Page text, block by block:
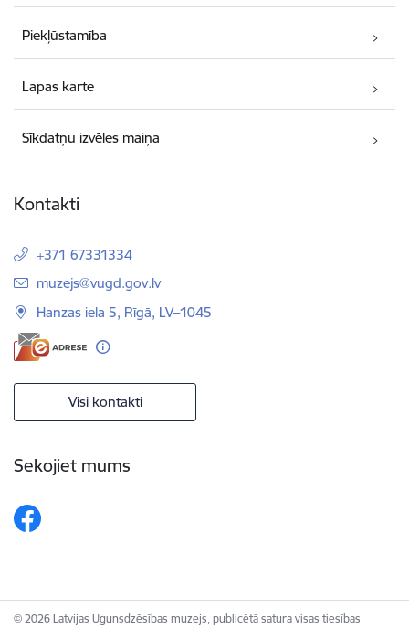
Piekļūstamība
Lapas karte
Sīkdatņu izvēles maiņa
Kontakti
+371 67331334
E-pasts:
muzejs@vugd.gov.lv
Hanzas iela 5, Rīgā, LV–1045
Visi kontakti
Sekojiet mums
© 2026 Latvijas Ugunsdzēsības muzejs, publicētā satura visas tiesības